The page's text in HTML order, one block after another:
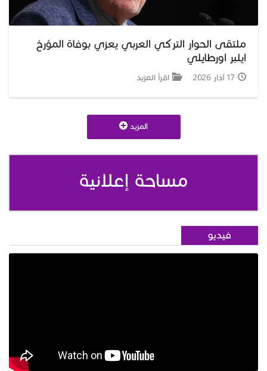
ملتقى الحوار التركي العربي يعزي بوفاة المؤرخ
ايلبر اورطايلي
17 آذار 2026 اقرأ المزيد
المزيد
مساحة إعلانية
فيديو